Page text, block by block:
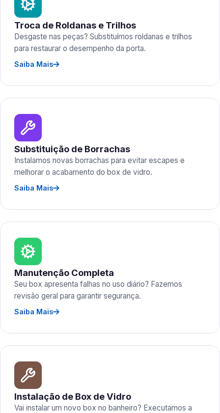
Troca de Roldanas e Trilhos
Desgaste nas peças? Substituímos roldanas e trilhos
para restaurar o desempenho da porta.
Saiba Mais
Substituição de Borrachas
Instalamos novas borrachas para evitar escapes e
melhorar o acabamento do box de vidro.
Saiba Mais
Manutenção Completa
Seu box apresenta falhas no uso diário? Fazemos
revisão geral para garantir segurança.
Saiba Mais
Instalação de Box de Vidro
Vai instalar um novo box no banheiro? Executamos a